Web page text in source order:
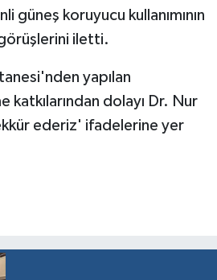
güneş koruyucu kullanımının
iletti.
yapılan
katkılarından dolayı Dr. Nur
ederiz' ifadelerine yer